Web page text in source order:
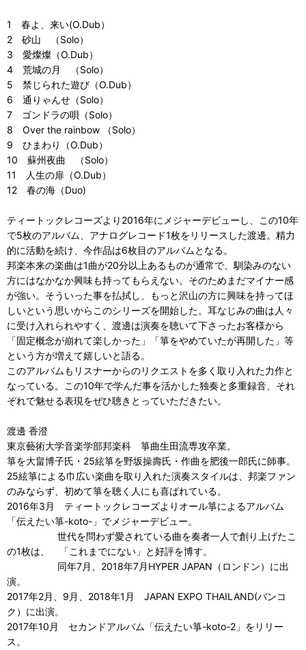
1 春よ、来い(O.Dub）
2 砂山 （Solo）
3 愛燦燦（O.Dub）
4 荒城の月 （Solo）
5 禁じられた遊び（O.Dub）
6 通りゃんせ（Solo）
7 ゴンドラの唄（Solo）
8 Over the rainbow （Solo）
9 ひまわり（O.Dub）
10 蘇州夜曲 （Solo）
11 人生の扉（O.Dub）
12 春の海（Duo)
ティートックレコーズより2016年にメジャーデビューし、この10年
で5枚のアルバム、アナログレコード1枚をリリースした渡邊。精力
的に活動を続け、今作品は6枚目のアルバムとなる。
邦楽本来の楽曲は1曲が20分以上あるものが通常で、馴染みのない
方にはなかなか興味も持ってもらえない。そのためまだマイナー感
が強い。そういった事を払拭し、もっと沢山の方に興味を持ってほ
しいという思いからこのシリーズを開始した。耳なじみの曲は人々
に受け入れられやすく、渡邊は演奏を聴いて下さったお客様から
「固定概念が崩れて楽しかった」「箏をやめていたが再開した」等
という方が増えて嬉しいと語る。
このアルバムもリスナーからのリクエストを多く取り入れた力作と
なっている。この10年で学んだ事を活かした独奏と多重録音、それ
ぞれで魅せる表現をぜひ聴きとっていただきたい。
渡邊 香澄
東京藝術大学音楽学部邦楽科 箏曲生田流専攻卒業。
箏を大畠博子氏・25絃箏を野坂操壽氏・作曲を肥後一郎氏に師事。
25絃箏による巾広い楽曲を取り入れた演奏スタイルは、邦楽ファン
のみならず、初めて箏を聴く人にも喜ばれている。
2016年3月 ティートックレコーズよりオール箏によるアルバム
「伝えたい箏-koto-」でメジャーデビュー。
世代を問わず愛されている曲を奏者一人で創り上げたこ
の1枚は、 「これまでにない」と好評を博す。
同年7月、2018年7月HYPER JAPAN（ロンドン）に出
演。
2017年2月、9月、2018年1月 JAPAN EXPO THAILAND(バンコ
ク）に出演。
2017年10月 セカンドアルバム「伝えたい箏-koto-2」をリリー
ス。